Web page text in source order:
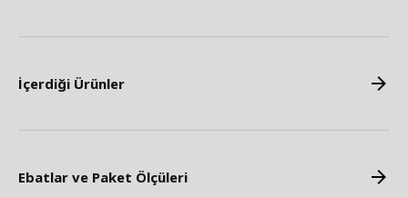
İçerdiği Ürünler
Ebatlar ve Paket Ölçüleri